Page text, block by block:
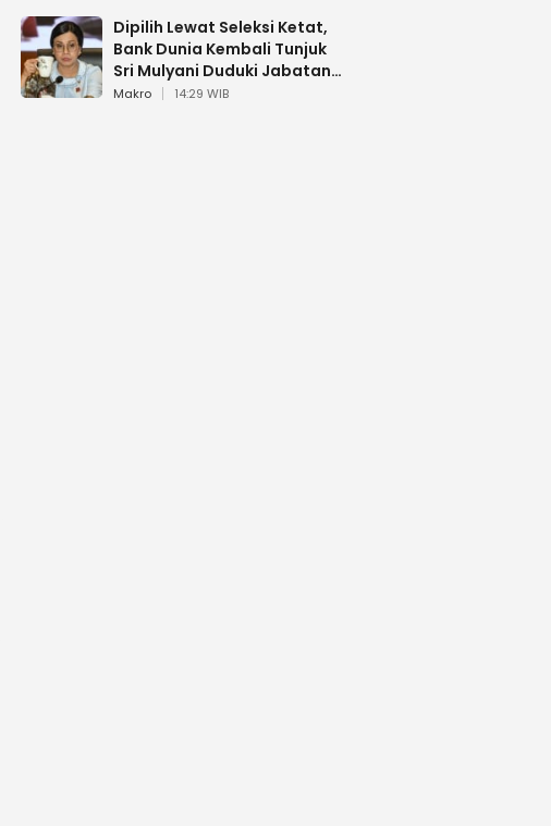
Dipilih Lewat Seleksi Ketat,
Bank Dunia Kembali Tunjuk
Sri Mulyani Duduki Jabatan
Strategis
Makro 14:29 WIB